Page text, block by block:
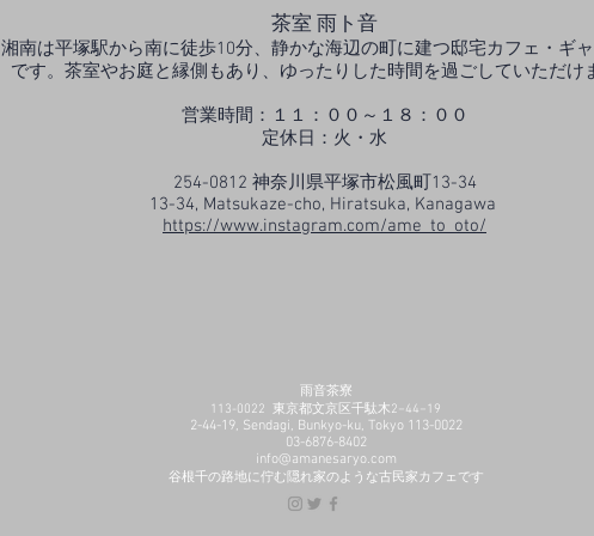
茶室 雨ト音
湘南は平塚駅から南に徒歩10分、静かな海辺の町に建つ邸宅カフェ・ギ
です。茶室やお庭と縁側もあり、ゆったりした時間を過ごしていただけ
営業時間：１１：００～１８：００
​定休日：火・水
254-0812 神奈川県平塚市松風町13-34
13-34, Matsukaze-cho, Hiratsuka, Kanagawa
https://www.instagram.com/ame_to_oto/
​雨音茶寮
113-0022 東京都文京区千駄木2−44−19
2-44-19, Sendagi, Bunkyo-ku, Tokyo 113-0022
03-6876-8402
info@amanesaryo.com
谷根千の路地に佇む隠れ家のような古民家カフェです